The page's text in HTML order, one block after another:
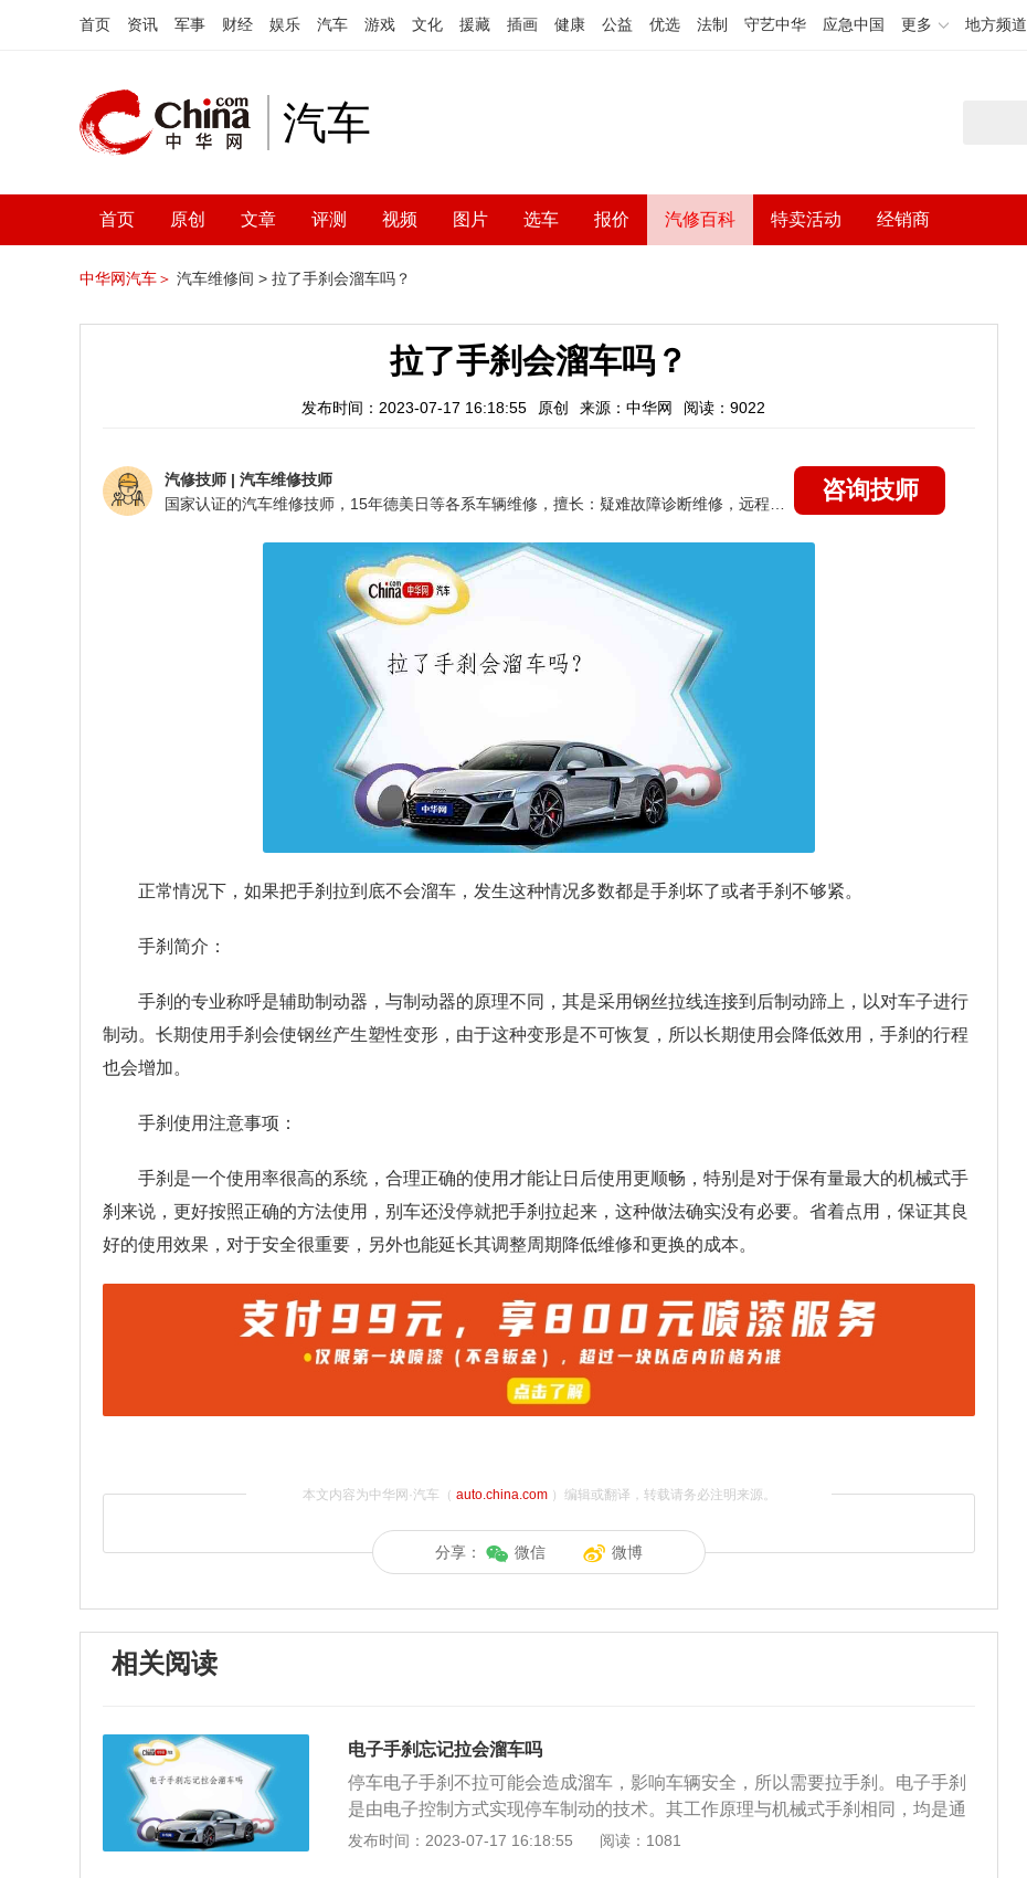
首页 资讯 军事 财经 娱乐 汽车 游戏 文化 援藏 插画 健康 公益 优选 法制 守艺中华 应急中国 更多 地方频道
汽车
首页 原创 文章 评测 视频 图片 选车 报价 汽修百科 特卖活动 经销商
中华网汽车＞ 汽车维修间 > 拉了手刹会溜车吗？
拉了手刹会溜车吗？
发布时间：2023-07-17 16:18:55 原创 来源：中华网 阅读：9022
汽修技师 | 汽车维修技师
咨询技师
正常情况下，如果把手刹拉到底不会溜车，发生这种情况多数都是手刹坏了或者手刹不够紧。
手刹简介：
手刹的专业称呼是辅助制动器，与制动器的原理不同，其是采用钢丝拉线连接到后制动蹄上，以对车子进行
制动。长期使用手刹会使钢丝产生塑性变形，由于这种变形是不可恢复，所以长期使用会降低效用，手刹的行程
也会增加。
手刹使用注意事项：
手刹是一个使用率很高的系统，合理正确的使用才能让日后使用更顺畅，特别是对于保有量最大的机械式手
刹来说，更好按照正确的方法使用，别车还没停就把手刹拉起来，这种做法确实没有必要。省着点用，保证其良
好的使用效果，对于安全很重要，另外也能延长其调整周期降低维修和更换的成本。
本文内容为中华网·汽车（ auto.china.com）编辑或翻译，转载请务必注明来源。
分享： 微信 微博
相关阅读
电子手刹忘记拉会溜车吗
停车电子手刹不拉可能会造成溜车，影响车辆安全，所以需要拉手刹。电子手刹
是由电子控制方式实现停车制动的技术。其工作原理与机械式手刹相同，均是通
过刹车盘与刹车片产生的摩擦力来达到控制停车制动，只不过控制方式从之前的
发布时间：2023-07-17 16:18:55 阅读：1081